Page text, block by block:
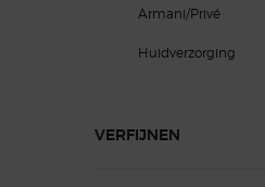
Armani/Privé
Huidverzorging
VERFIJNEN